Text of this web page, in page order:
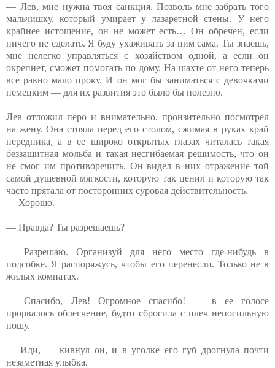
— Лев, мне нужна твоя санкция. Позволь мне забрать того
мальчишку, который умирает у лазаретной стены. У него
крайнее истощение, он не может есть… Он обречен, если
ничего не сделать. Я буду ухаживать за ним сама. Ты знаешь,
мне нелегко управляться с хозяйством одной, а если он
окрепнет, сможет помогать по дому. На шахте от него теперь
все равно мало проку. И он мог бы заниматься с девочками
немецким — для их развития это было бы полезно.
Лев отложил перо и внимательно, пронзительно посмотрел
на жену. Она стояла перед его столом, сжимая в руках край
передника, а в ее широко открытых глазах читалась такая
беззащитная мольба и такая несгибаемая решимость, что он
не смог им противоречить. Он видел в них отражение той
самой душевной мягкости, которую так ценил и которую так
часто прятала от посторонних суровая действительность.
— Хорошо.
— Правда? Ты разрешаешь?
— Разрешаю. Организуй для него место где-нибудь в
подсобке. Я распоряжусь, чтобы его перенесли. Только не в
жилых комнатах.
— Спасибо, Лев! Огромное спасибо! — в ее голосе
прорвалось облегчение, будто сбросила с плеч непосильную
ношу.
— Иди, — кивнул он, и в уголке его губ дрогнула почти
незаметная улыбка.